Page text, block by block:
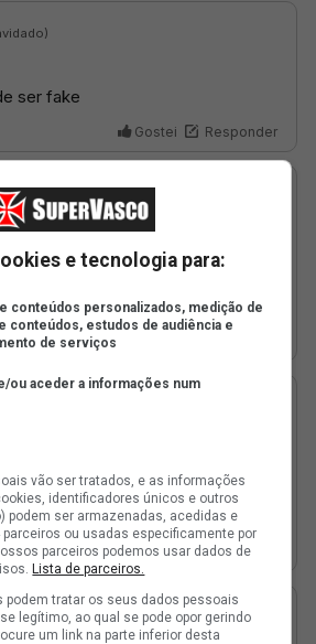
e tecnologia para:
conteúdos personalizados, medição de
conteúdos, estudos de audiência e
de serviços
ou aceder a informações num
vão ser tratados, e as informações
identificadores únicos e outros
podem ser armazenadas, acedidas e
ou usadas especificamente por
parceiros podemos usar dados de
Lista de parceiros.
podem tratar os seus dados pessoais
legítimo, ao qual se pode opor gerindo
um link na parte inferior desta